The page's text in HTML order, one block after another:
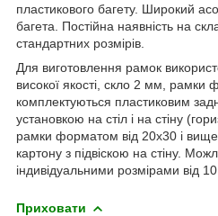
пластикового багету. Широкий
багета. Постійна наявність на
стандартних розмірів.
Для виготовлення рамок
високої якості, скло 2 мм, рамки
комплектуються пластиковим
установкою на стіл і на стіну
рамки форматом від 20х30 і вище
картону з підвіскою на стіну.
індивідуальними розмірами від
Приховати